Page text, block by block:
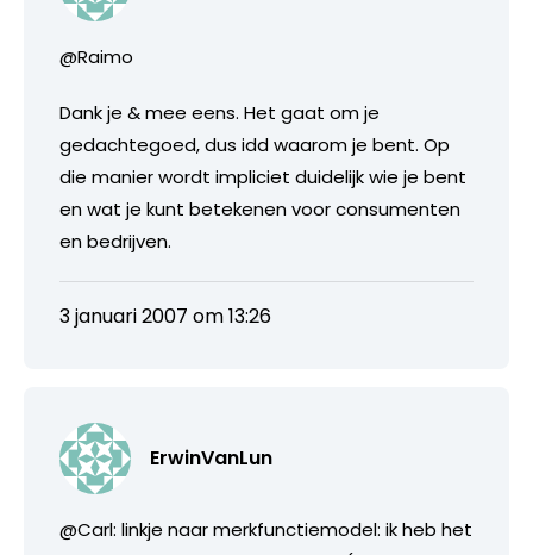
@Raimo
Dank je & mee eens. Het gaat om je
gedachtegoed, dus idd waarom je bent. Op
die manier wordt impliciet duidelijk wie je bent
en wat je kunt betekenen voor consumenten
en bedrijven.
3 januari 2007 om 13:26
ErwinVanLun
@Carl: linkje naar merkfunctiemodel: ik heb het